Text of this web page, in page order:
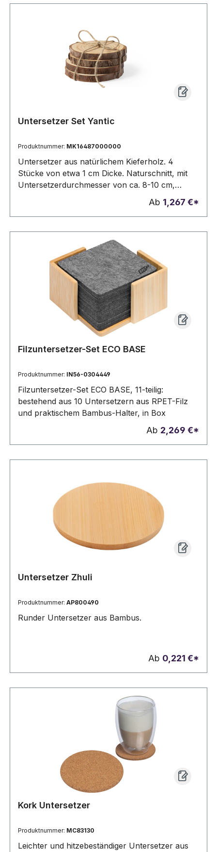
Untersetzer Set Yantic
Produktnummer: MK16487000000
Untersetzer aus natürlichem Kieferholz. 4
Stücke von etwa 1 cm Dicke. Naturschnitt, mit
Untersetzerdurchmesser von ca. 8-10 cm,
inklusive Schnur aus natürlichem Jute-
Ab 1,267 €*
Filzuntersetzer-Set ECO BASE
Produktnummer: IN56-0304449
Filzuntersetzer-Set ECO BASE, 11-teilig:
bestehend aus 10 Untersetzern aus RPET-Filz
und praktischem Bambus-Halter, in Box
Ab 2,269 €*
Untersetzer Zhuli
Produktnummer: AP800490
Runder Untersetzer aus Bambus.
Ab 0,221 €*
Kork Untersetzer
Produktnummer: MC83130
Leichter und hitzebeständiger Untersetzer aus